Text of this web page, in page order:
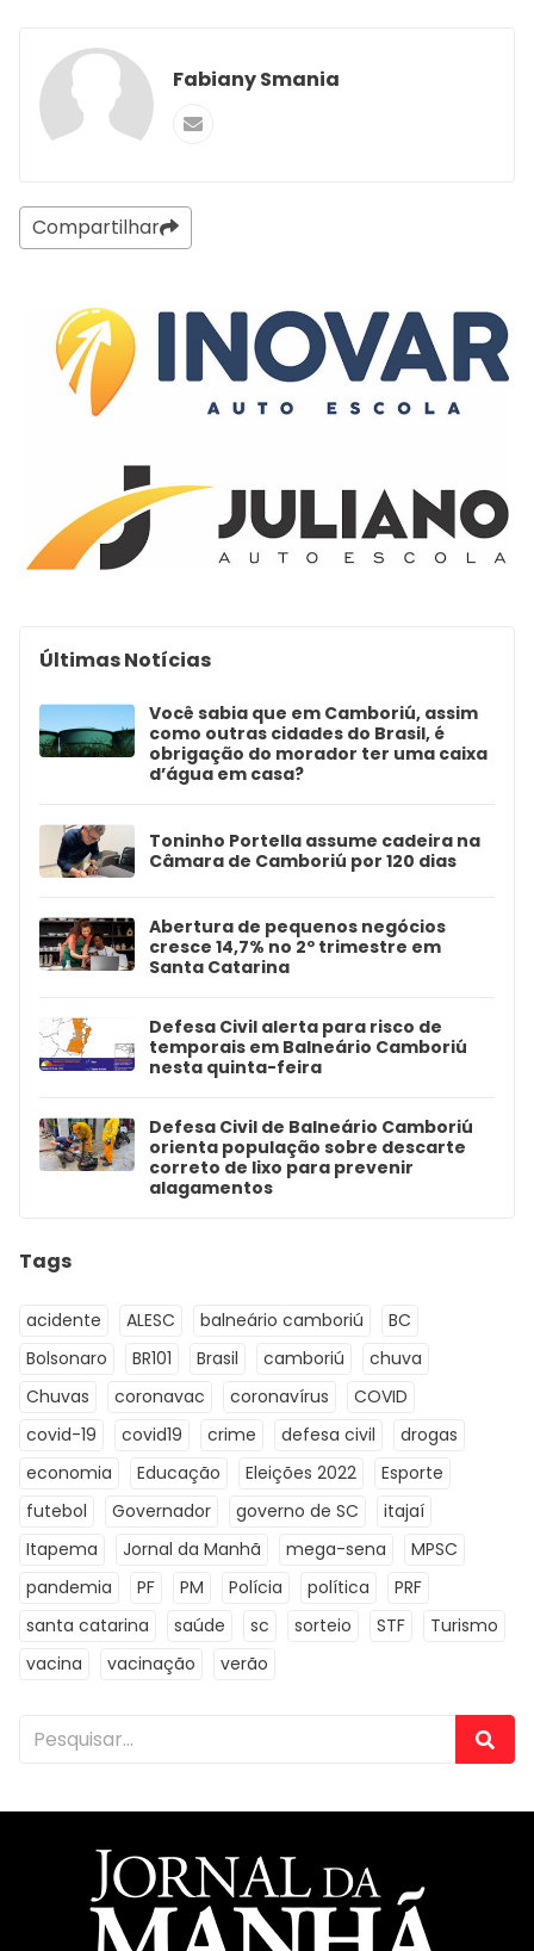
Fabiany Smania
Compartilhar
Últimas Notícias
Você sabia que em Camboriú, assim
como outras cidades do Brasil, é
obrigação do morador ter uma caixa
d’água em casa?
Toninho Portella assume cadeira na
Câmara de Camboriú por 120 dias
Abertura de pequenos negócios
cresce 14,7% no 2º trimestre em
Santa Catarina
Defesa Civil alerta para risco de
temporais em Balneário Camboriú
nesta quinta-feira
Defesa Civil de Balneário Camboriú
orienta população sobre descarte
correto de lixo para prevenir
alagamentos
Tags
acidente ALESC balneário camboriú
BC
Bolsonaro
BR101 Brasil camboriú
chuva
Chuvas
coronavac coronavírus
COVID
covid-19
covid19 crime defesa civil
drogas
economia
Educação Eleições 2022
Esporte
futebol
Governador governo de SC
itajaí
Itapema
Jornal da Manhã mega-sena
MPSC
pandemia
PF PM Polícia política
PRF
santa catarina
saúde sc sorteio STF
Turismo
vacina
vacinação verão